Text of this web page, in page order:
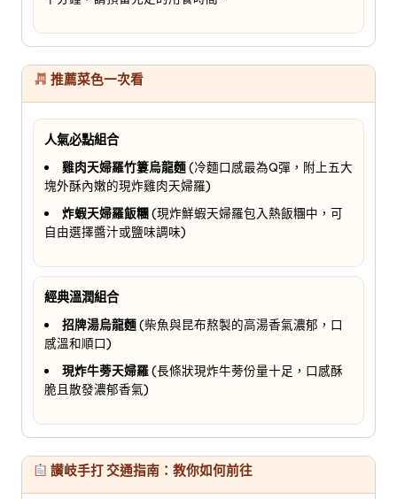
推薦菜色一次看
人氣必點組合
雞肉天婦羅竹簍烏龍麵(冷麵口感最為Q彈，附上五大
塊外酥內嫩的現炸雞肉天婦羅)
炸蝦天婦羅飯糰(現炸鮮蝦天婦羅包入熱飯糰中，可
自由選擇醬汁或鹽味調味)
經典溫潤組合
招牌湯烏龍麵(柴魚與昆布熬製的高湯香氣濃郁，口
感溫和順口)
現炸牛蒡天婦羅(長條狀現炸牛蒡份量十足，口感酥
脆且散發濃郁香氣)
讃岐手打 交通指南：教你如何前往